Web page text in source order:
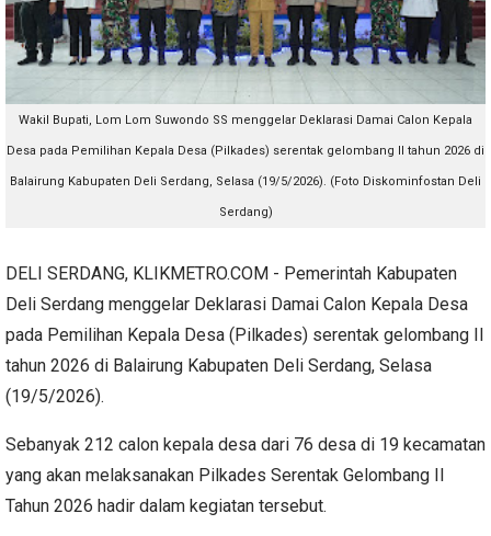
Wakil Bupati, Lom Lom Suwondo SS menggelar Deklarasi Damai Calon Kepala
Desa pada Pemilihan Kepala Desa (Pilkades) serentak gelombang II tahun 2026 di
Balairung Kabupaten Deli Serdang, Selasa (19/5/2026). (Foto Diskominfostan Deli
Serdang)
DELI SERDANG, KLIKMETRO.COM - Pemerintah Kabupaten
Deli Serdang menggelar Deklarasi Damai Calon Kepala Desa
pada Pemilihan Kepala Desa (Pilkades) serentak gelombang II
tahun 2026 di Balairung Kabupaten Deli Serdang, Selasa
(19/5/2026).
Sebanyak 212 calon kepala desa dari 76 desa di 19 kecamatan
yang akan melaksanakan Pilkades Serentak Gelombang II
Tahun 2026 hadir dalam kegiatan tersebut.